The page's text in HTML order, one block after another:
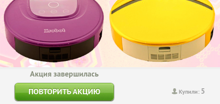
Купили: 5
Акция завершилась
ПОВТОРИТЬ АКЦИЮ